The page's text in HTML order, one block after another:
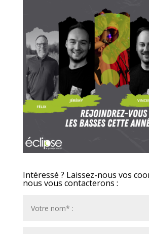
Intéressé ? Laissez-nous vos
nous vous contacterons :